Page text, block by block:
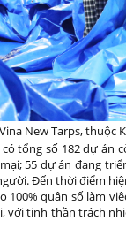
New Tarps, thuộc
tổng số 182 dự
55 dự án đang
Đến thời điểm
100% quân số làm
với tinh thần trách